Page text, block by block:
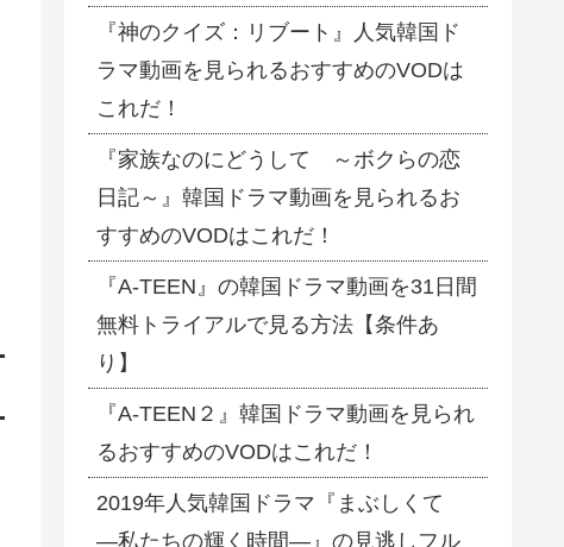
『神のクイズ：リブート』人気韓国ド
ラマ動画を見られるおすすめのVODは
これだ！
『家族なのにどうして ～ボクらの恋
日記～』韓国ドラマ動画を見られるお
すすめのVODはこれだ！
『A-TEEN』の韓国ドラマ動画を31日間
無料トライアルで見る方法【条件あ
り】
『A-TEEN２』韓国ドラマ動画を見られ
るおすすめのVODはこれだ！
2019年人気韓国ドラマ『まぶしくて
―私たちの輝く時間―』の見逃しフル